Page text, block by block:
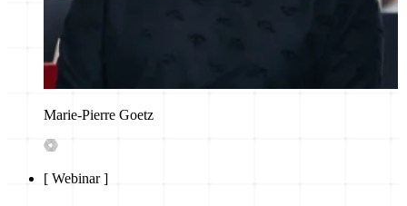
Marie-Pierre Goetz
[ Webinar]